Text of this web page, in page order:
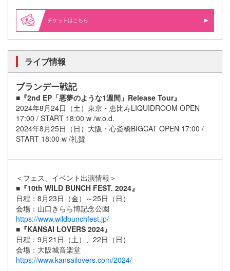
はこちら
ライブ情報
ブランデー戦記
■『2nd EP「悪夢のような1週間」Release Tour』
2024年8月24日（土）東京・恵比寿LIQUIDROOM OPEN
17:00 / START 18:00 w /w.o.d.
2024年8月25日（日）大阪・心斎橋BIGCAT OPEN 17:00 /
START 18:00 w /礼賛
＜フェス、イベント出演情報＞
■『10th WILD BUNCH FEST. 2024』
日程：8月23日（金）～25日（日）
会場：山口きらら博記念公園
https://www.wildbunchfest.jp/
■『KANSAI LOVERS 2024』
日程：9月21日（土）、22日（日）
会場：大阪城音楽堂
https://www.kansailovers.com/2024/